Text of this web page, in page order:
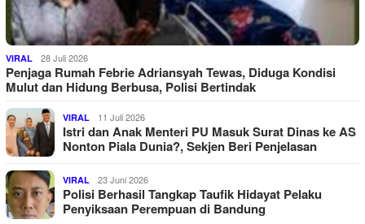
VIRAL 28 Juli 2026
Penjaga Rumah Febrie Adriansyah Tewas, Diduga Kondisi
Mulut dan Hidung Berbusa, Polisi Bertindak
VIRAL 11 Juli 2026
Istri dan Anak Menteri PU Masuk Surat Dinas ke AS
Nonton Piala Dunia?, Sekjen Beri Penjelasan
VIRAL 23 Juni 2026
Polisi Berhasil Tangkap Taufik Hidayat Pelaku
Penyiksaan Perempuan di Bandung